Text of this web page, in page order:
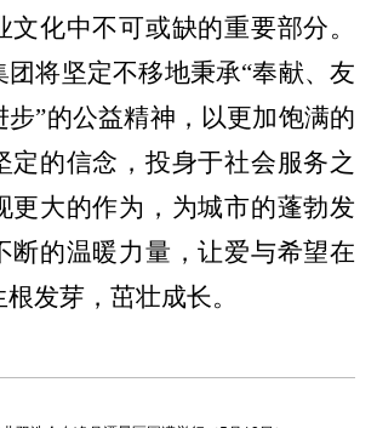
文化中不可或缺的重要部分。
团将坚定不移地秉承“奉献、友
步”的公益精神，以更加饱满的
定的信念，投身于社会服务之
更大的作为，为城市的蓬勃发
断的温暖力量，让爱与希望在
发芽，茁壮成长。